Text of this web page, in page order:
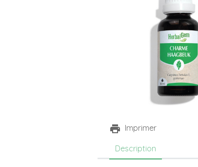
Imprimer
Description